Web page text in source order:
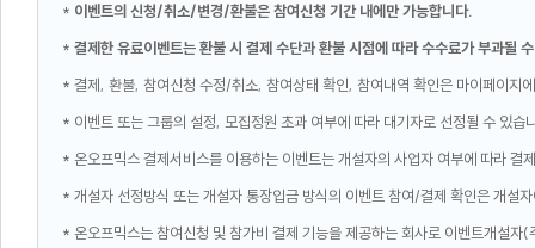
* 이벤트의 신청/취소/변경/환불은 참여신청 기간 내에만 가능합니다.
* 결제한 유료이벤트는 환불 시 결제 수단과 환불 시점에 따라 수수료가 부과될
* 결제, 환불, 참여신청 수정/취소, 참여상태 확인, 참여내역 확인은 마이페이지
* 이벤트 또는 그룹의 설정, 모집정원 초과 여부에 따라 대기자로 선정될 수 있습
* 온오프믹스 결제서비스를 이용하는 이벤트는 개설자의 사업자 여부에 따라 결
* 개설자 선정방식 또는 개설자 통장입금 방식의 이벤트 참여/결제 확인은 개설
* 온오프믹스는 참여신청 및 참가비 결제 기능을 제공하는 회사로 이벤트개설